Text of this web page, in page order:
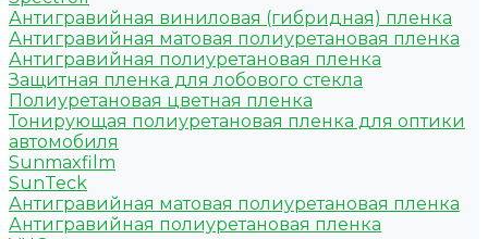
Антигравийная виниловая (гибридная) пленка
Антигравийная матовая полиуретановая пленка
Антигравийная полиуретановая пленка
Защитная пленка для лобового стекла
Полиуретановая цветная пленка
Тонирующая полиуретановая пленка для оптики
автомобиля
Sunmaxfilm
SunTeck
Антигравийная матовая полиуретановая пленка
Антигравийная полиуретановая пленка